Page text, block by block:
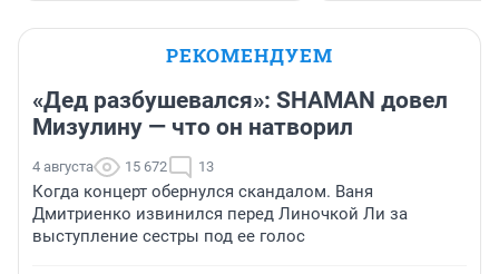
РЕКОМЕНДУЕМ
«Дед разбушевался»: SHAMAN довел
Мизулину — что он натворил
4 августа 15 672 13
Когда концерт обернулся скандалом. Ваня
Дмитриенко извинился перед Линочкой Ли за
выступление сестры под ее голос